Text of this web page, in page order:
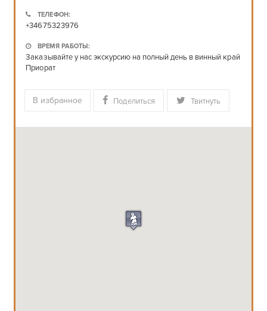
ТЕЛЕФОН:
+34675323976
ВРЕМЯ РАБОТЫ:
Заказывайте у нас экскурсию на полный день в винный край
Приорат
В избранное Поделиться Твитнуть